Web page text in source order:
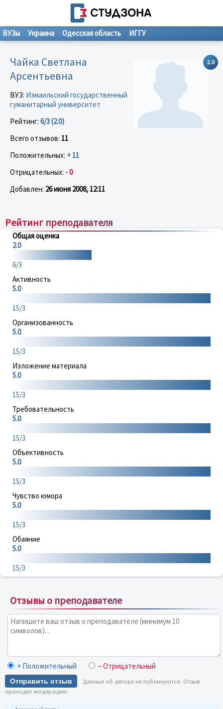
ВУЗы Украина Одесская область ИГГУ
2.0
Чайка Светлана
Арсентьевна
ВУЗ: Измаильский государственный
гуманитарный университет
Рейтинг: 6/3 (2.0)
Всего отзывов: 11
Положительных: + 11
Отрицательных: - 0
Добавлен: 26 июня 2008, 12:11
Рейтинг преподавателя
Общая оценка
2.0
6/3
Активность
5.0
15/3
Организованность
5.0
15/3
Изложение материала
5.0
15/3
Требовательность
5.0
15/3
Объективность
5.0
15/3
Чувство юмора
5.0
15/3
Обаяние
5.0
15/3
Отзывы о преподавателе
+ Положительный – Отрицательный
Отправить отзыв
Данные об авторе не публикуются. Отзыв
проходит модерацию.